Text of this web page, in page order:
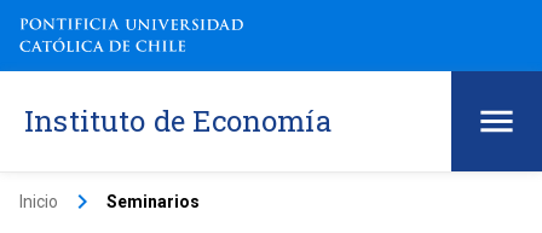
Instituto de Economía
Inicio keyboard_arrow_right Seminarios